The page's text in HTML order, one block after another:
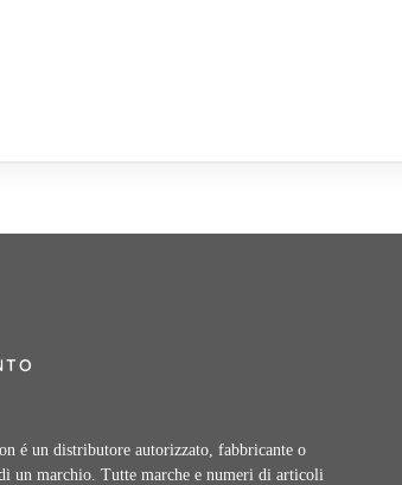
é un distributore autorizzato, fabbricante o
un marchio. Tutte marche e numeri di articoli